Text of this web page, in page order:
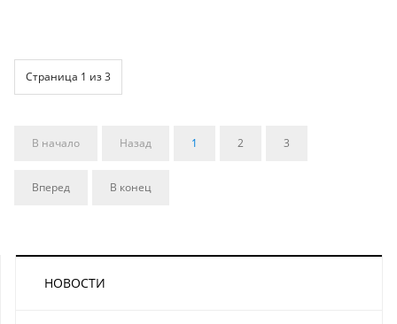
Страница 1 из 3
В начало Назад 1 2 3
Вперед В конец
НОВОСТИ